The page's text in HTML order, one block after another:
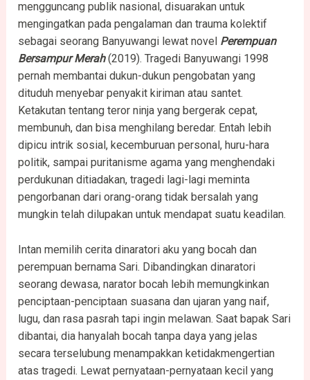
mengguncang publik nasional, disuarakan untuk
mengingatkan pada pengalaman dan trauma kolektif
sebagai seorang Banyuwangi lewat novel Perempuan
Bersampur Merah(2019). Tragedi Banyuwangi 1998
pernah membantai dukun-dukun pengobatan yang
dituduh menyebar penyakit kiriman atau santet.
Ketakutan tentang teror ninja yang bergerak cepat,
membunuh, dan bisa menghilang beredar. Entah lebih
dipicu intrik sosial, kecemburuan personal, huru-hara
politik, sampai puritanisme agama yang menghendaki
perdukunan ditiadakan, tragedi lagi-lagi meminta
pengorbanan dari orang-orang tidak bersalah yang
mungkin telah dilupakan untuk mendapat suatu keadilan.
Intan memilih cerita dinaratori aku yang bocah dan
perempuan bernama Sari. Dibandingkan dinaratori
seorang dewasa, narator bocah lebih memungkinkan
penciptaan-penciptaan suasana dan ujaran yang naif,
lugu, dan rasa pasrah tapi ingin melawan. Saat bapak Sari
dibantai, dia hanyalah bocah tanpa daya yang jelas
secara terselubung menampakkan ketidakmengertian
atas tragedi. Lewat pernyataan-pernyataan kecil yang